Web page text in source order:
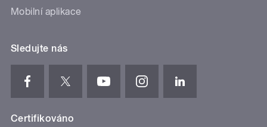
Mobilní aplikace
Sledujte nás
Certifikováno